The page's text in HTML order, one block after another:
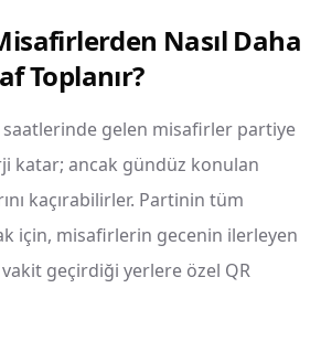
Nasıl Daha
Toplanır?
gelen misafirler partiye
katar; ancak gündüz konulan
kaçırabilirler. Partinin tüm
için, misafirlerin gecenin ilerleyen
geçirdiği yerlere özel QR